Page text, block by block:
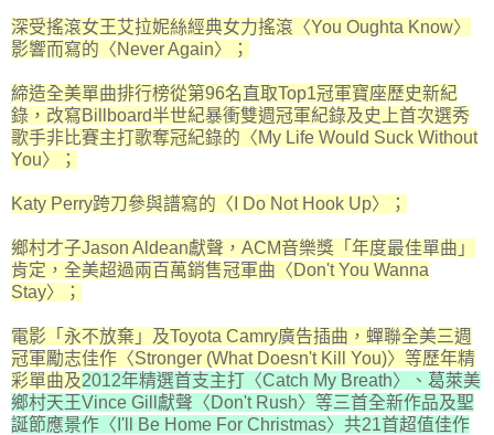
深受搖滾女王艾拉妮絲經典女力搖滾〈You Oughta Know〉
影響而寫的〈Never Again〉；
締造全美單曲排行榜從第96名直取Top1冠軍寶座歷史新紀
錄，改寫Billboard半世紀暴衝雙週冠軍紀錄及史上首次選秀
歌手非比賽主打歌奪冠紀錄的〈My Life Would Suck Without
You〉；
Katy Perry跨刀參與譜寫的〈I Do Not Hook Up〉；
鄉村才子Jason Aldean獻聲，ACM音樂獎「年度最佳單曲」
肯定，全美超過兩百萬銷售冠軍曲〈Don't You Wanna
Stay〉；
電影「永不放棄」及Toyota Camry廣告插曲，蟬聯全美三週
冠軍勵志佳作〈Stronger (What Doesn't Kill You)〉等歷年精
彩單曲及2012年精選首支主打〈Catch My Breath〉、葛萊美
鄉村天王Vince Gill獻聲〈Don't Rush〉等三首全新作品及聖
誕節應景作〈I'll Be Home For Christmas〉共21首超值佳作